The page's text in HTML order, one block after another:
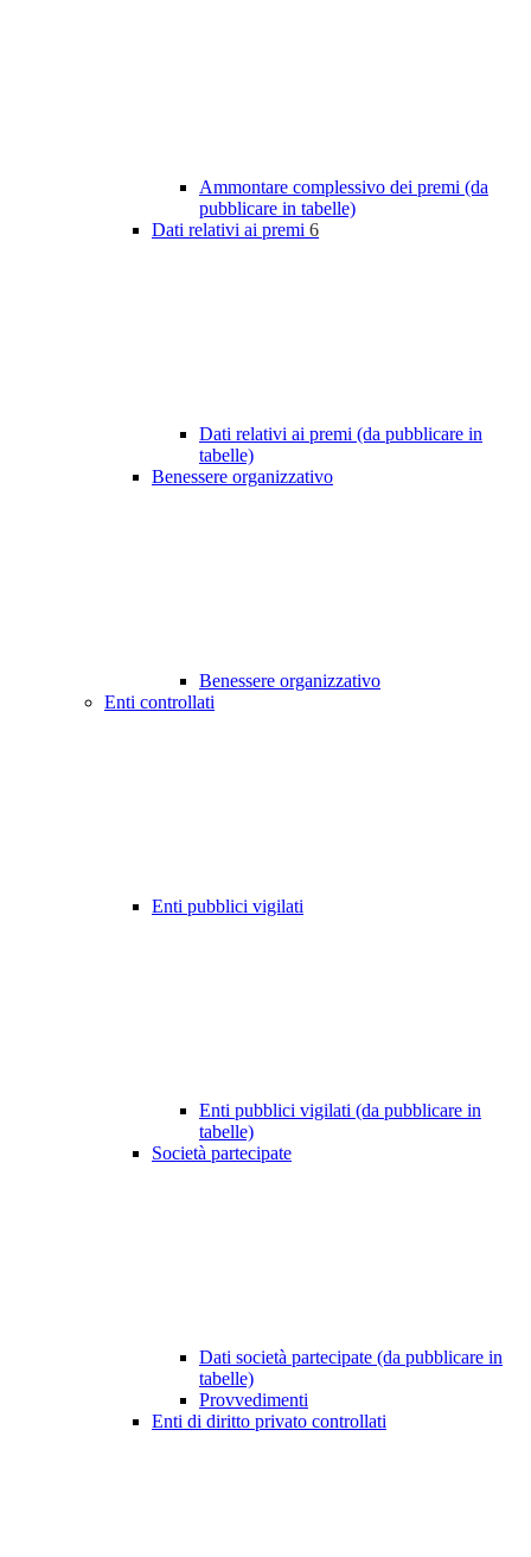
Ammontare complessivo dei premi (da
pubblicare in tabelle)
Dati relativi ai premi 6
Dati relativi ai premi (da pubblicare in
tabelle)
Benessere organizzativo
Benessere organizzativo
Enti controllati
Enti pubblici vigilati
Enti pubblici vigilati (da pubblicare in
tabelle)
Società partecipate
Dati società partecipate (da pubblicare in
tabelle)
Provvedimenti
Enti di diritto privato controllati